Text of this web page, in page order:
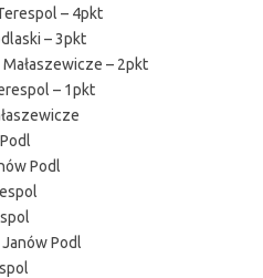
– 4pkt
– 3pkt
Małaszewicze – 2pkt
– 1pkt
Podl
Podl